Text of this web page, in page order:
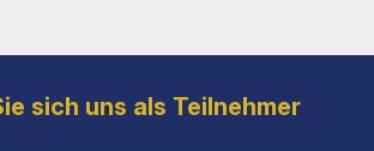
sich uns als Teilnehmer